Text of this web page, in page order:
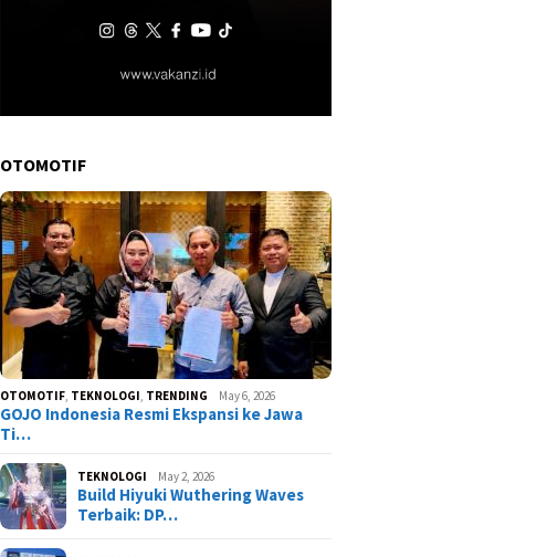
OTOMOTIF
OTOMOTIF, TEKNOLOGI, TRENDING May 6, 2026
GOJO Indonesia Resmi Ekspansi ke Jawa
Ti…
TEKNOLOGI May 2, 2026
Build Hiyuki Wuthering Waves
Terbaik: DP…